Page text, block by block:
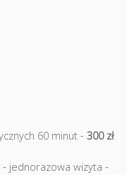
60 minut - 300 zł
jednorazowa wizyta -